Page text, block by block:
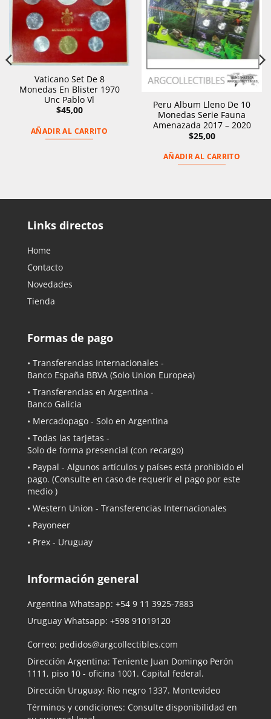
Vaticano Set De 8
Monedas En Blister 1970
Unc Pablo Vl
$45,00
AÑADIR AL CARRITO
Peru Album Lleno De 10
Monedas Serie Fauna
Amenazada 2017 – 2020
$25,00
AÑADIR AL CARRITO
Links directos
Home
Contacto
Novedades
Tienda
Formas de pago
• Transferencias Internacionales -
Banco España BBVA (Solo Union Europea)
• Transferencias en Argentina -
Banco Galicia
• Mercadopago - Solo en Argentina
• Todas las tarjetas -
Solo de forma presencial (con recargo)
• Paypal - Algunos artículos y países está prohibido el
pago. (Consulte en caso de requerir el pago por este
medio )
• Western Union - Transferencias Internacionales
• Payoneer
• Prex - Uruguay
Información general
Argentina Whatsapp: +54 9 11 3925-7883
Uruguay Whatsapp: +598 91019120
Correo: pedidos@argcollectibles.com
Dirección Argentina: Teniente Juan Domingo Perón
1111, piso 10 - oficina 1001. Capital federal.
Dirección Uruguay: Rio negro 1337. Montevideo
Términos y condiciones: Consulte disponibilidad en